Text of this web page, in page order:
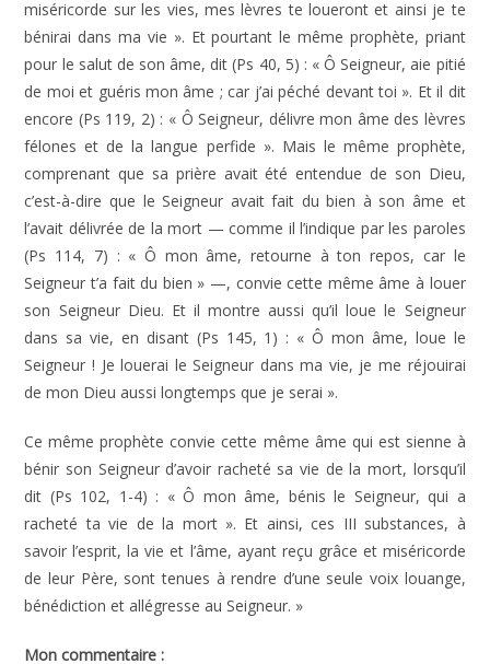
miséricorde sur les vies, mes lèvres te loueront et ainsi je te
bénirai dans ma vie ». Et pourtant le même prophète, priant
pour le salut de son âme, dit (Ps 40, 5) : « Ô Seigneur, aie pitié
de moi et guéris mon âme ; car j’ai péché devant toi ». Et il dit
encore (Ps 119, 2) : « Ô Seigneur, délivre mon âme des lèvres
félones et de la langue perfide ». Mais le même prophète,
comprenant que sa prière avait été entendue de son Dieu,
c’est-à-dire que le Seigneur avait fait du bien à son âme et
l’avait délivrée de la mort — comme il l’indique par les paroles
(Ps 114, 7) : « Ô mon âme, retourne à ton repos, car le
Seigneur t’a fait du bien » —, convie cette même âme à louer
son Seigneur Dieu. Et il montre aussi qu’il loue le Seigneur
dans sa vie, en disant (Ps 145, 1) : « Ô mon âme, loue le
Seigneur ! Je louerai le Seigneur dans ma vie, je me réjouirai
de mon Dieu aussi longtemps que je serai ».
Ce même prophète convie cette même âme qui est sienne à
bénir son Seigneur d’avoir racheté sa vie de la mort, lorsqu’il
dit (Ps 102, 1-4) : « Ô mon âme, bénis le Seigneur, qui a
racheté ta vie de la mort ». Et ainsi, ces III substances, à
savoir l’esprit, la vie et l’âme, ayant reçu grâce et miséricorde
de leur Père, sont tenues à rendre d’une seule voix louange,
bénédiction et allégresse au Seigneur. »
Mon commentaire :